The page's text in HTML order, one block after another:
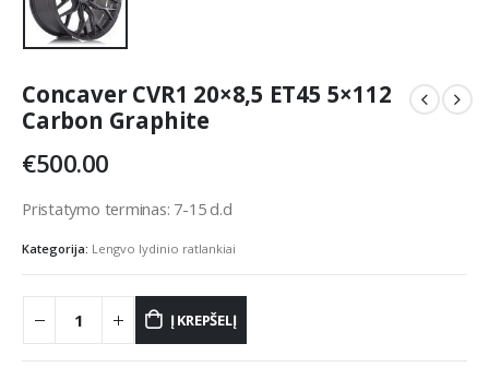
Concaver CVR1 20×8,5 ET45 5×112
Carbon Graphite
€500.00
Pristatymo terminas: 7-15 d.d
Kategorija: Lengvo lydinio ratlankiai
Į KREPŠELĮ